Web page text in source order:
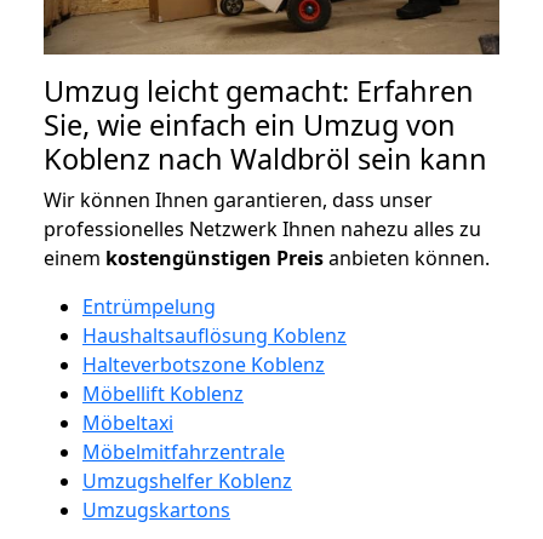
Umzug leicht gemacht: Erfahren
Sie, wie einfach ein Umzug von
Koblenz nach Waldbröl sein kann
Wir können Ihnen garantieren, dass unser
professionelles Netzwerk Ihnen nahezu alles zu
einem kostengünstigen Preisanbieten können.
Entrümpelung
Haushaltsauflösung Koblenz
Halteverbotszone Koblenz
Möbellift Koblenz
Möbeltaxi
Möbelmitfahrzentrale
Umzugshelfer Koblenz
Umzugskartons